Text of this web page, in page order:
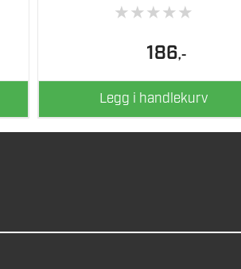
★★★★★
186,-
Legg i handlekurv